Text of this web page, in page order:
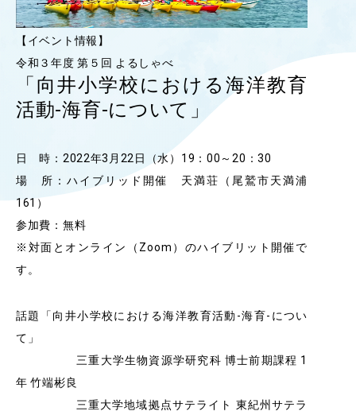
OUR OPEN
学問探求セミナー
インタビュー
学部概要
入試情報
研究
【イベント情報】
令和３年度 第５回 よるしゃべ
「向井小学校における海洋教育
活動-海育-について」
日 時：2022年3月22日（水）19：00～20：30
場 所：ハイブリッド開催 天満荘（尾鷲市天満浦
161）
参加費：無料
※対面とオンライン（Zoom）のハイブリット開催で
す。
話題「向井小学校における海洋教育活動-海育-につい
て」
三重大学生物資源学研究科 博士前期課程 1
年 竹端彬良
三重大学地域拠点サテライト 東紀州サテラ